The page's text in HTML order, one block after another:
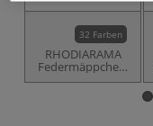
32 Farben
RHODIARAMA
Federmäppchen,
rund